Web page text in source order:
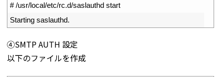
# /usr/local/etc/rc.d/saslauthd start
Starting saslauthd.
④SMTP AUTH 設定
以下のファイルを作成